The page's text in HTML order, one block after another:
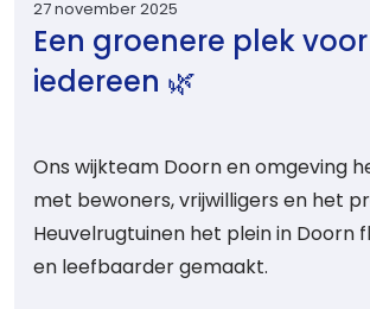
27 november 2025
Een groenere plek voor
iedereen 🌿
Ons wijkteam Doorn en omgeving
met bewoners, vrijwilligers en het
Heuvelrugtuinen het plein in Doorn
en leefbaarder gemaakt.